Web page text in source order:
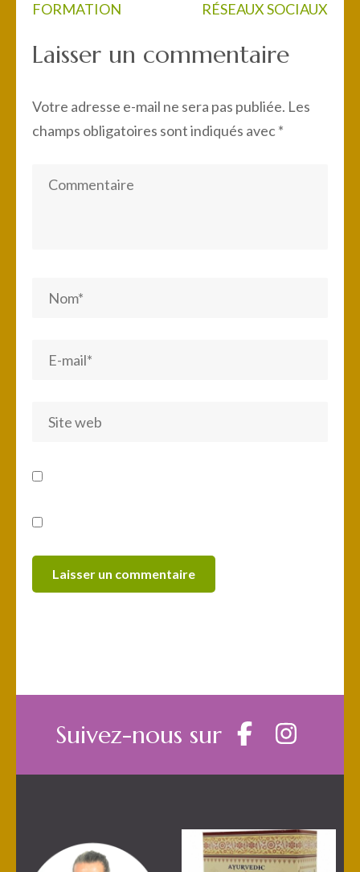
Navigation
l’article
FORMATION RÉSEAUX SOCIAUX
Laisser un commentaire
Votre adresse e-mail ne sera pas publiée. Les
champs obligatoires sont indiqués avec*
Suivez-nous sur